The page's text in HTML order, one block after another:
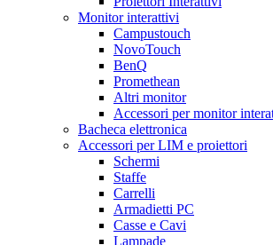
Monitor interattivi
Campustouch
NovoTouch
BenQ
Promethean
Altri monitor
Accessori per monitor
Bacheca elettronica
Accessori per LIM e proiettori
Schermi
Staffe
Carrelli
Armadietti PC
Casse e Cavi
Lampade